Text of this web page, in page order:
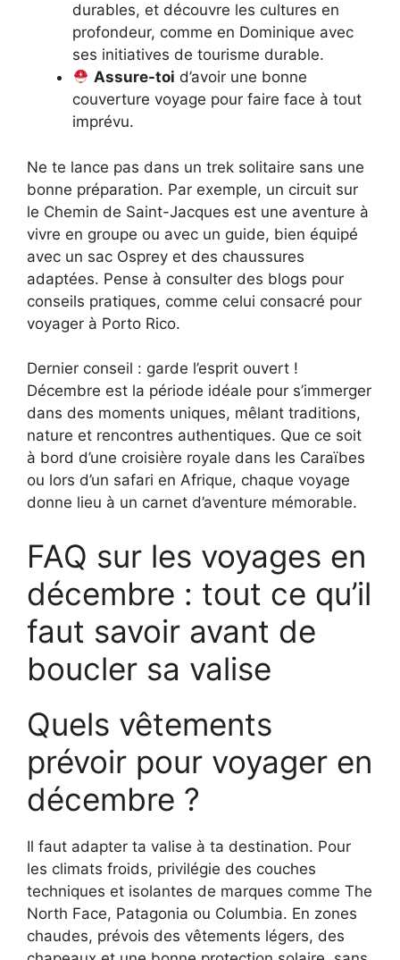
durables, et découvre les cultures en
profondeur, comme en Dominique avec
ses initiatives de tourisme durable.
Assure-toi d’avoir une bonne
couverture voyage pour faire face à tout
imprévu.
Ne te lance pas dans un trek solitaire sans une
bonne préparation. Par exemple, un circuit sur
le Chemin de Saint-Jacques est une aventure à
vivre en groupe ou avec un guide, bien équipé
avec un sac Osprey et des chaussures
adaptées. Pense à consulter des blogs pour
conseils pratiques, comme celui consacré pour
voyager à Porto Rico.
Dernier conseil : garde l’esprit ouvert !
Décembre est la période idéale pour s’immerger
dans des moments uniques, mêlant traditions,
nature et rencontres authentiques. Que ce soit
à bord d’une croisière royale dans les Caraïbes
ou lors d’un safari en Afrique, chaque voyage
donne lieu à un carnet d’aventure mémorable.
FAQ sur les voyages en
décembre : tout ce qu’il
faut savoir avant de
boucler sa valise
Quels vêtements
prévoir pour voyager en
décembre ?
Il faut adapter ta valise à ta destination. Pour
les climats froids, privilégie des couches
techniques et isolantes de marques comme The
North Face, Patagonia ou Columbia. En zones
chaudes, prévois des vêtements légers, des